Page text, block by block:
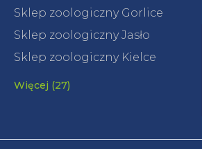
Sklep zoologiczny Gorlice
Sklep zoologiczny Jasło
Sklep zoologiczny Kielce
Więcej (27)